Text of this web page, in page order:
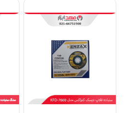
تومان